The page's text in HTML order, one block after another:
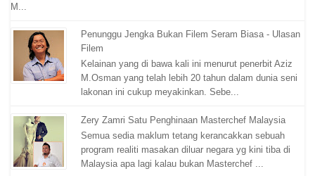
M...
Penunggu Jengka Bukan Filem Seram Biasa - Ulasan
Filem
Kelainan yang di bawa kali ini menurut penerbit Aziz
M.Osman yang telah lebih 20 tahun dalam dunia seni
lakonan ini cukup meyakinkan. Sebe...
Zery Zamri Satu Penghinaan Masterchef Malaysia
Semua sedia maklum tetang kerancakkan sebuah
program realiti masakan diluar negara yg kini tiba di
Malaysia apa lagi kalau bukan Masterchef ...